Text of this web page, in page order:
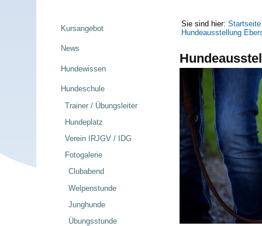
Sie sind hier: Startseite
Hundeausstellung
Kursangebot
News
Hundewissen
Hundeschule
Trainer / Übungsleiter
Hundeplatz
Verein IRJGV / IDG
Fotogalerie
Clubabend
Welpenstunde
Junghunde
Übungsstunde